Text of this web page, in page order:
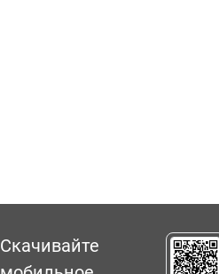
Скачивайте